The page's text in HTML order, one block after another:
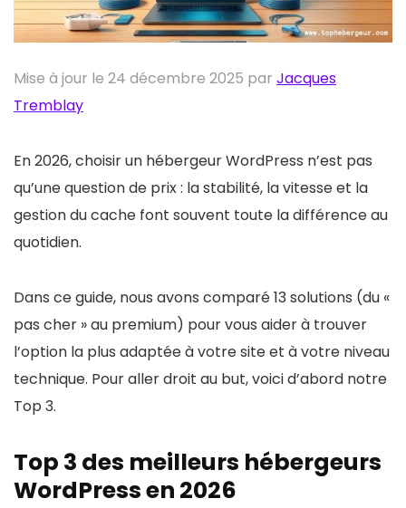
Mise à jour le 24 décembre 2025 par Jacques
Tremblay
En 2026, choisir un hébergeur WordPress n’est pas
qu’une question de prix : la stabilité, la vitesse et la
gestion du cache font souvent toute la différence au
quotidien.
Dans ce guide, nous avons comparé 13 solutions (du «
pas cher » au premium) pour vous aider à trouver
l’option la plus adaptée à votre site et à votre niveau
technique. Pour aller droit au but, voici d’abord notre
Top 3.
Top 3 des meilleurs hébergeurs
WordPress en 2026